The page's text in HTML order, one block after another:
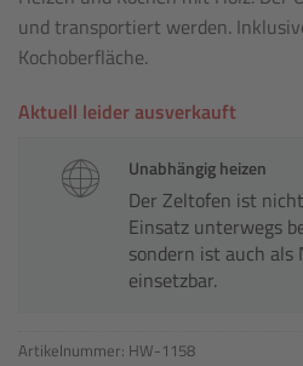
und transportiert werden.
Kochoberfläche.
Aktuell leider ausverkauft
Unabhängig heizen
Der Zeltofen ist
Einsatz unterwegs
sondern ist auch als
einsetzbar.
Artikelnummer: HW-1158